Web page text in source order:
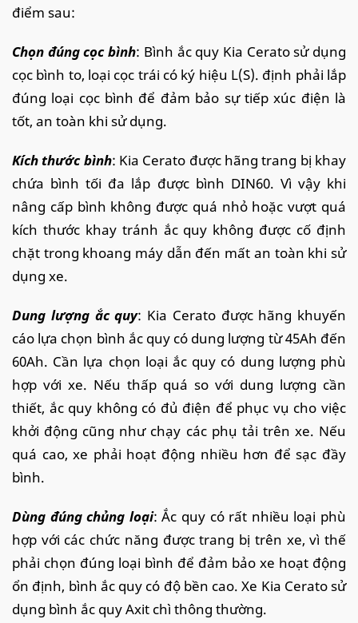
điểm sau:
Chọn đúng cọc bình: Bình ắc quy Kia Cerato sử dụng
cọc bình to, loại cọc trái có ký hiệu L(S). định phải lắp
đúng loại cọc bình để đảm bảo sự tiếp xúc điện là
tốt, an toàn khi sử dụng.
Kích thước bình: Kia Cerato được hãng trang bị khay
chứa bình tối đa lắp được bình DIN60. Vì vậy khi
nâng cấp bình không được quá nhỏ hoặc vượt quá
kích thước khay tránh ắc quy không được cố định
chặt trong khoang máy dẫn đến mất an toàn khi sử
dụng xe.
Dung lượng ắc quy: Kia Cerato được hãng khuyến
cáo lựa chọn bình ắc quy có dung lượng từ 45Ah đến
60Ah. Cần lựa chọn loại ắc quy có dung lượng phù
hợp với xe. Nếu thấp quá so với dung lượng cần
thiết, ắc quy không có đủ điện để phục vụ cho việc
khởi động cũng như chạy các phụ tải trên xe. Nếu
quá cao, xe phải hoạt động nhiều hơn để sạc đầy
bình.
Dùng đúng chủng loại: Ắc quy có rất nhiều loại phù
hợp với các chức năng được trang bị trên xe, vì thế
phải chọn đúng loại bình để đảm bảo xe hoạt động
ổn định, bình ắc quy có độ bền cao. Xe Kia Cerato sử
dụng bình ắc quy Axit chì thông thường.